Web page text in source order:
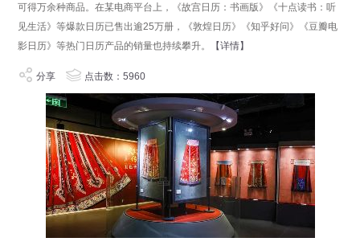
可得万余种商品。在某电商平台上，《故宫日历：书画版》《十点读书：听
见生活》等爆款日历已售出逾25万册，《敦煌日历》《知乎好问》《豆瓣电
影日历》等热门日历产品的销量也持续攀升。
【详情】
分享 点击数：5960